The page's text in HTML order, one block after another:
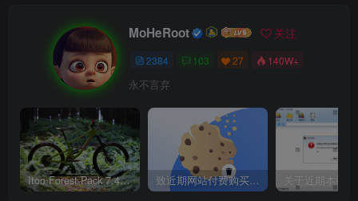
开 Cosmos 时，现在会显示警告
修复了依赖于红外中思考粒子的对象的初始渲染
MoHeRoot 关注
2384 103 27 140W+
永不言弃
Itoo Forest Pack 7.4.20 森林插件 For 3DSMAX 2014 ~ 2023 汉化永久版 致近期网站付费购买资源及会员用户后，网页显示依然没有购买解决方法！